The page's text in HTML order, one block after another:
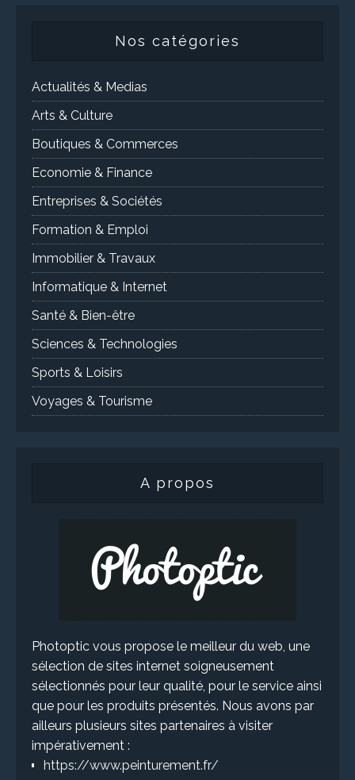
Nos catégories
Actualités & Medias
Arts & Culture
Boutiques & Commerces
Economie & Finance
Entreprises & Sociétés
Formation & Emploi
Immobilier & Travaux
Informatique & Internet
Santé & Bien-être
Sciences & Technologies
Sports & Loisirs
Voyages & Tourisme
A propos
Photoptic vous propose le meilleur du web, une
sélection de sites internet soigneusement
sélectionnés pour leur qualité, pour le service ainsi
que pour les produits présentés. Nous avons par
ailleurs plusieurs sites partenaires à visiter
impérativement :
https://www.peinturement.fr/